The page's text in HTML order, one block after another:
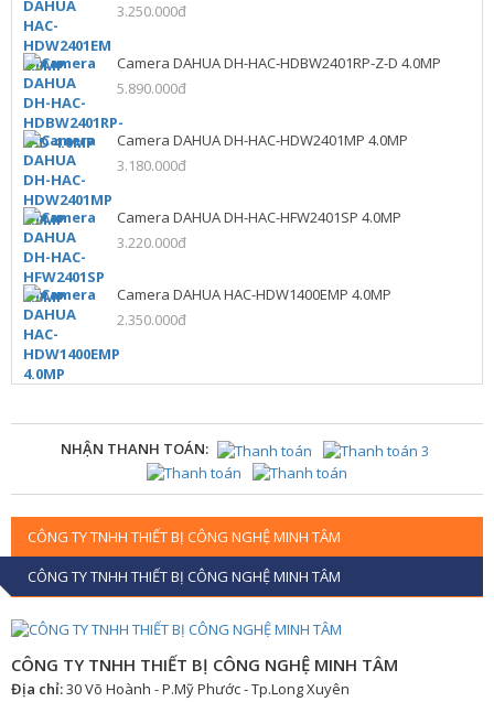
3.250.000đ
Camera DAHUA DH-HAC-HDBW2401RP-Z-D 4.0MP
5.890.000đ
Camera DAHUA DH-HAC-HDW2401MP 4.0MP
3.180.000đ
Camera DAHUA DH-HAC-HFW2401SP 4.0MP
3.220.000đ
Camera DAHUA HAC-HDW1400EMP 4.0MP
2.350.000đ
NHẬN THANH TOÁN:
CÔNG TY TNHH THIẾT BỊ CÔNG NGHỆ MINH TÂM
CÔNG TY TNHH THIẾT BỊ CÔNG NGHỆ MINH TÂM
CÔNG TY TNHH THIẾT BỊ CÔNG NGHỆ MINH TÂM
Địa chỉ:30 Võ Hoành - P.Mỹ Phước - Tp.Long Xuyên